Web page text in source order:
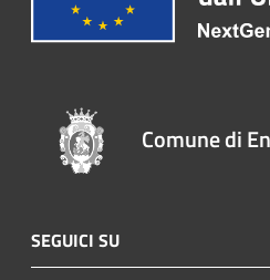
Comune di
SEGUICI SU